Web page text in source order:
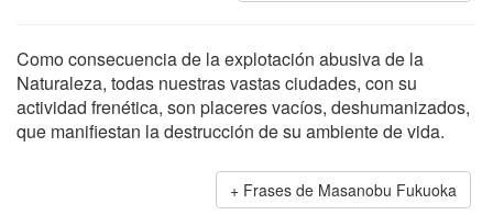
Como consecuencia de la explotación abusiva de la
Naturaleza, todas nuestras vastas ciudades, con su
actividad frenética, son placeres vacíos, deshumanizados,
que manifiestan la destrucción de su ambiente de vida.
Frases de Masanobu Fukuoka